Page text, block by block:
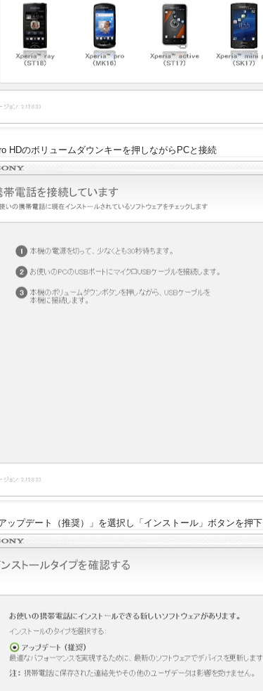
HDのボリュームダウンキーを押しながらPCと接続
ップデート（推奨）」を選択し「インストール」ボタンを押下